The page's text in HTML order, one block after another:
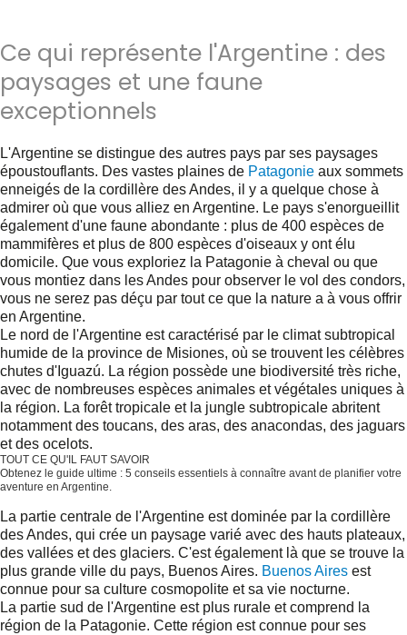
Ce qui représente l'Argentine : des
paysages et une faune
exceptionnels
L'Argentine se distingue des autres pays par ses paysages
époustouflants. Des vastes plaines de Patagonie aux sommets
enneigés de la cordillère des Andes, il y a quelque chose à
admirer où que vous alliez en Argentine. Le pays s'enorgueillit
également d'une faune abondante : plus de 400 espèces de
mammifères et plus de 800 espèces d'oiseaux y ont élu
domicile. Que vous exploriez la Patagonie à cheval ou que
vous montiez dans les Andes pour observer le vol des condors,
vous ne serez pas déçu par tout ce que la nature a à vous offrir
en Argentine.
Le nord de l'Argentine est caractérisé par le climat subtropical
humide de la province de Misiones, où se trouvent les célèbres
chutes d'Iguazú. La région possède une biodiversité très riche,
avec de nombreuses espèces animales et végétales uniques à
la région. La forêt tropicale et la jungle subtropicale abritent
notamment des toucans, des aras, des anacondas, des jaguars
et des ocelots.
TOUT CE QU'IL FAUT SAVOIR
Obtenez le guide ultime : 5 conseils essentiels à connaître avant de planifier votre
aventure en Argentine.
La partie centrale de l'Argentine est dominée par la cordillère
des Andes, qui crée un paysage varié avec des hauts plateaux,
des vallées et des glaciers. C'est également là que se trouve la
plus grande ville du pays, Buenos Aires. Buenos Aires est
connue pour sa culture cosmopolite et sa vie nocturne.
La partie sud de l'Argentine est plus rurale et comprend la
région de la Patagonie. Cette région est connue pour ses